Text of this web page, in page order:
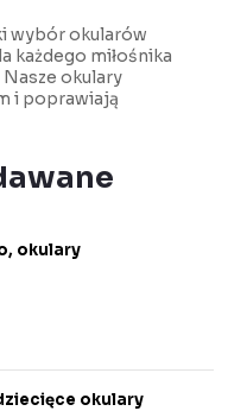
wybór okularów
każdego miłośnika
okulary
i poprawiają
okulary
okulary